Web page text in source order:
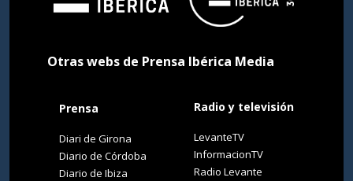
Otras webs de Prensa Ibérica Media
Prensa
Diari de Girona
Diario de Córdoba
Diario de Ibiza
Radio y televisión
LevanteTV
InformacionTV
Radio Levante